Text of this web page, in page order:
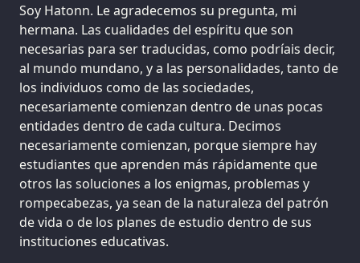
Soy Hatonn. Le agradecemos su pregunta, mi
hermana. Las cualidades del espíritu que son
necesarias para ser traducidas, como podríais decir,
al mundo mundano, y a las personalidades, tanto de
los individuos como de las sociedades,
necesariamente comienzan dentro de unas pocas
entidades dentro de cada cultura. Decimos
necesariamente comienzan, porque siempre hay
estudiantes que aprenden más rápidamente que
otros las soluciones a los enigmas, problemas y
rompecabezas, ya sean de la naturaleza del patrón
de vida o de los planes de estudio dentro de sus
instituciones educativas.